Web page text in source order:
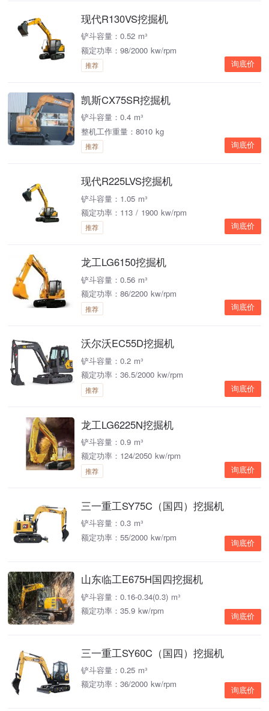
现代R130VS挖掘机
铲斗容量：0.52 m³
额定功率：98/2000 kw/rpm
推荐 询底价
凯斯CX75SR挖掘机
铲斗容量：0.4 m³
整机工作重量：8010 kg
推荐 询底价
现代R225LVS挖掘机
铲斗容量：1.05 m³
额定功率：113 / 1900 kw/rpm
推荐 询底价
龙工LG6150挖掘机
铲斗容量：0.56 m³
额定功率：86/2200 kw/rpm
推荐 询底价
沃尔沃EC55D挖掘机
铲斗容量：0.2 m³
额定功率：36.5/2000 kw/rpm
推荐 询底价
龙工LG6225N挖掘机
铲斗容量：0.9 m³
额定功率：124/2050 kw/rpm
推荐 询底价
三一重工SY75C（国四）挖掘机
铲斗容量：0.3 m³
额定功率：55/2000 kw/rpm
询底价
山东临工E675H国四挖掘机
铲斗容量：0.16-0.34(0.3) m³
额定功率：35.9 kw/rpm
询底价
三一重工SY60C（国四）挖掘机
铲斗容量：0.25 m³
额定功率：36/2000 kw/rpm
询底价